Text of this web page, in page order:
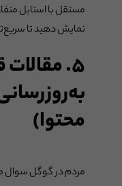
مستقل با استایل
نمایش دهید تا
۵.
محتوا)
مردم در گوگل سوال